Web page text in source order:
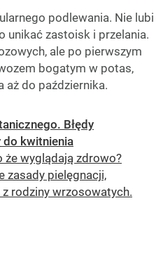
podlewania. Nie lubi
unikać zastoisk i przelania.
ale po pierwszym
bogatym w potas,
aż do października.
Błędy
do kwitnienia
że wyglądają zdrowo?
zasady pielęgnacji,
rodziny wrzosowatych.